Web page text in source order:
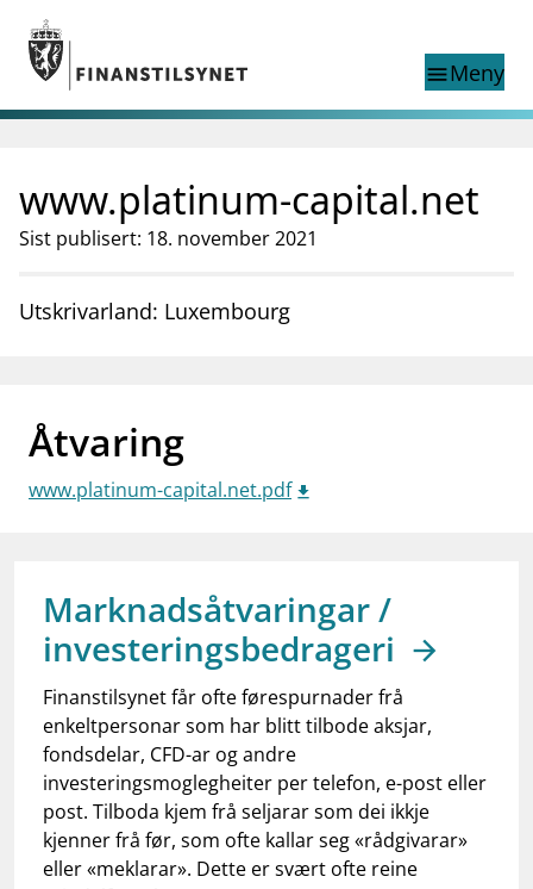
Gå til hovedinnhold
Gå til søkesiden
menuMeny
nettstedet
English
English
English home page
Tilsyn
Finanstilsynets registre
businessOm Finanstilsynet
mail_outlineKontakt oss
dashboardInformasjon for investorer
notifications_noneAbonner på nyhetsvarsel
www.platinum-capital.net
Sist publisert: 18. november 2021
Utskrivarland: Luxembourg
Åtvaring
www.platinum-capital.net.pdf
Marknadsåtvaringar /
investeringsbedrageri
Finanstilsynet får ofte førespurnader frå
enkeltpersonar som har blitt tilbode aksjar,
fondsdelar, CFD-ar og andre
investeringsmoglegheiter per telefon, e-post eller
post. Tilboda kjem frå seljarar som dei ikkje
kjenner frå før, som ofte kallar seg «rådgivarar»
eller «meklarar». Dette er svært ofte reine